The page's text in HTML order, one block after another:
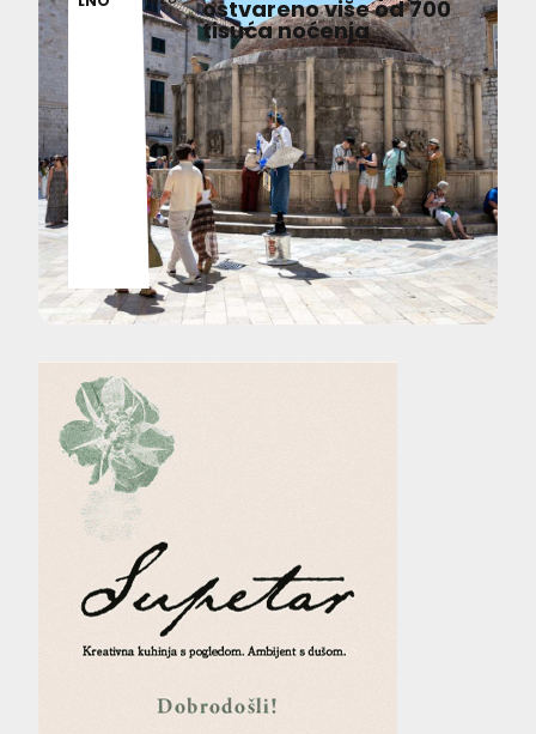
ostvareno više od 700
tisuća noćenja